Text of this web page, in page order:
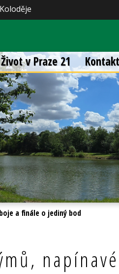
Koloděje
Život v Praze 21
a finále o jediný bod